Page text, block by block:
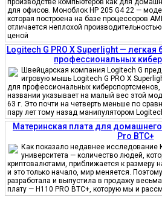
производстве компьютеров как для
для офисов. Моноблок HP 205 G4 22 —
которая построена на базе процессоров
отличается неплохой
ценой
Logitech G PRO X Superlight —
профессиональных
Швейцарская компания Logitech G
игровую мышь Logitech G PRO X
для профессиональных
названии указывает на малый вес этой
63 г. Это почти на четверть меньше по
пару лет тому назад манипулятором
Материнская плата для
Pro BTC+
Как показало недавнее исследование
университета — количество людей,
криптовалютами, приближается к размеру
и это только начало, мир меняется.
разработала и выпустила в продажу
плату — H110 PRO BTC+, которую мы и